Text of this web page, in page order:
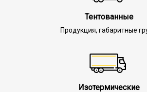
Тентованные
Продукция, габаритные
Изотермические